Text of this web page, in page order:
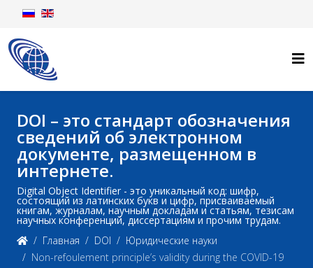
DOI – это стандарт обозначения
сведений об электронном
документе, размещенном в
интернете.
Digital Object Identifier - это уникальный код: шифр,
состоящий из латинских букв и цифр, присваиваемый
книгам, журналам, научным докладам и статьям, тезисам
научных конференций, диссертациям и прочим трудам.
Главная
DOI
Юридические науки
Non-refoulement principle’s validity during the COVID-19